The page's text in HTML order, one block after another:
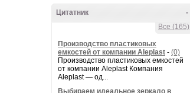
-
Цитатник
Все (165)
Производство пластиковых
емкостей от компании Aleplast - (0)
Производство пластиковых емкостей
от компании Aleplast Компания
Aleplast — од...
Выбираем идеальное зеркало в